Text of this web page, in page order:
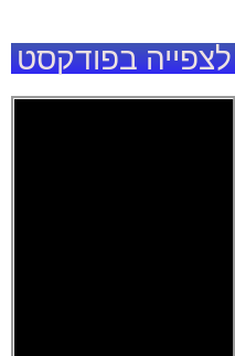
לצפייה בפודקסט